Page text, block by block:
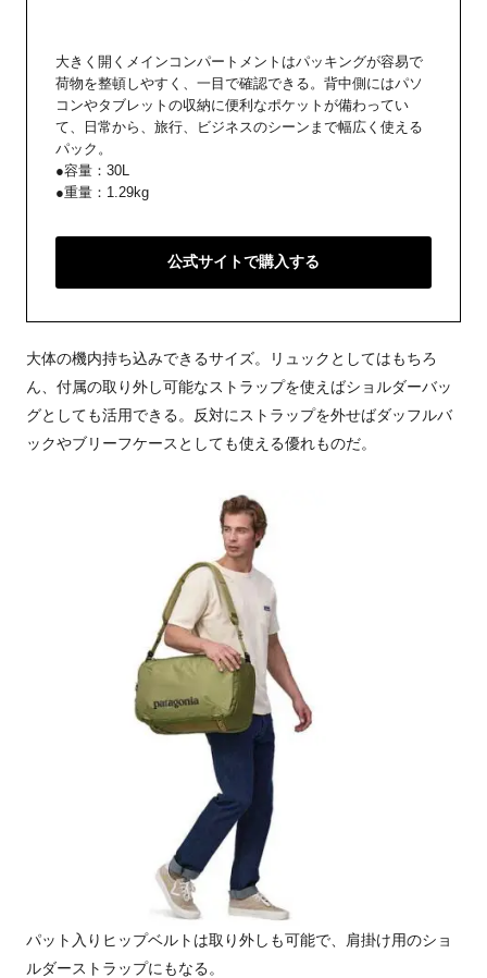
大きく開くメインコンパートメントはパッキングが容易で
荷物を整頓しやすく、一目で確認できる。背中側にはパソ
コンやタブレットの収納に便利なポケットが備わってい
て、日常から、旅行、ビジネスのシーンまで幅広く使える
パック。
●容量：30L
●重量：1.29kg
公式サイトで購入する
大体の機内持ち込みできるサイズ。リュックとしてはもちろ
ん、付属の取り外し可能なストラップを使えばショルダーバッ
グとしても活用できる。反対にストラップを外せばダッフルバ
ックやブリーフケースとしても使える優れものだ。
パット入りヒップベルトは取り外しも可能で、肩掛け用のショ
ルダーストラップにもなる。